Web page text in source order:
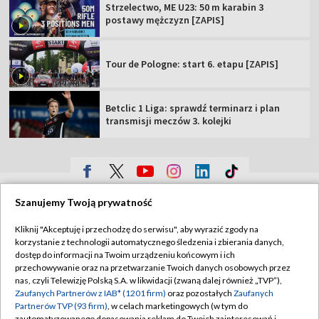
Strzelectwo, ME U23: 50 m karabin 3
postawy mężczyzn [ZAPIS]
Tour de Pologne: start 6. etapu [ZAPIS]
Betclic 1 Liga: sprawdź terminarz i plan
transmisji meczów 3. kolejki
Sklep TVP
Biuro Reklamy
Oferta Handlowa
Telegazeta ogłoszenia
Polityka prywatności
Moje zgody
Biuro reklamy
Kontakt
Szanujemy Twoją prywatność
Kliknij "Akceptuję i przechodzę do serwisu", aby wyrazić zgody na
korzystanie z technologii automatycznego śledzenia i zbierania danych,
dostęp do informacji na Twoim urządzeniu końcowym i ich
przechowywanie oraz na przetwarzanie Twoich danych osobowych przez
nas, czyli Telewizję Polską S.A. w likwidacji (zwaną dalej również „TVP”),
Zaufanych Partnerów z IAB* (1201 firm) oraz pozostałych Zaufanych
Partnerów TVP (93 firm), w celach marketingowych (w tym do